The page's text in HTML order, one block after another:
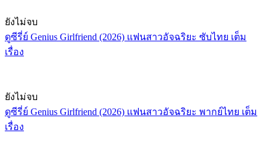
ยังไม่จบ
ดูซีรี่ย์ Genius Girlfriend (2026) แฟนสาวอัจฉริยะ ซับไทย เต็ม
เรื่อง
ยังไม่จบ
ดูซีรี่ย์ Genius Girlfriend (2026) แฟนสาวอัจฉริยะ พากย์ไทย เต็ม
เรื่อง